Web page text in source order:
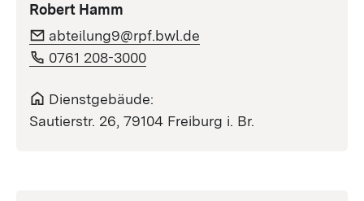
Robert Hamm
abteilung9@rpf.bwl.de
0761 208-3000
Dienstgebäude:
Sautierstr. 26, 79104 Freiburg i. Br.